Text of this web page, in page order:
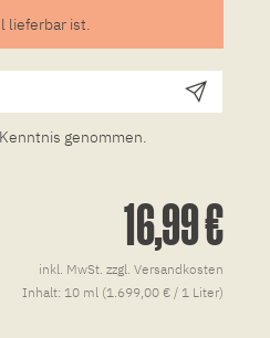
lieferbar ist.
genommen.
16,99 €
inkl. MwSt. zzgl. Versandkosten
Inhalt: 10 ml (1.699,00 € / 1 Liter)